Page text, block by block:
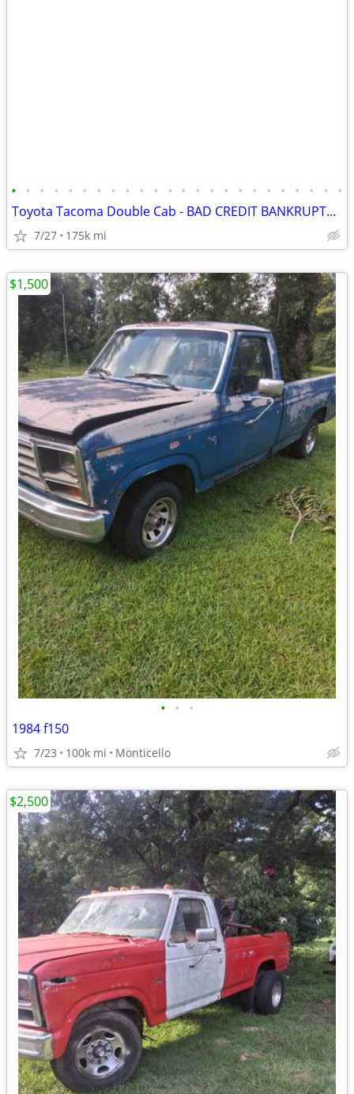
• • • • • • • • • • • • • • • • • • • • • • • •
Toyota Tacoma Double Cab - BAD CREDIT BANKRUPTCY REPO SSI RETIRED APPR
7/27 175k mi
• • •
1984 f150
7/23 100k mi Monticello
$1,500
$2,500